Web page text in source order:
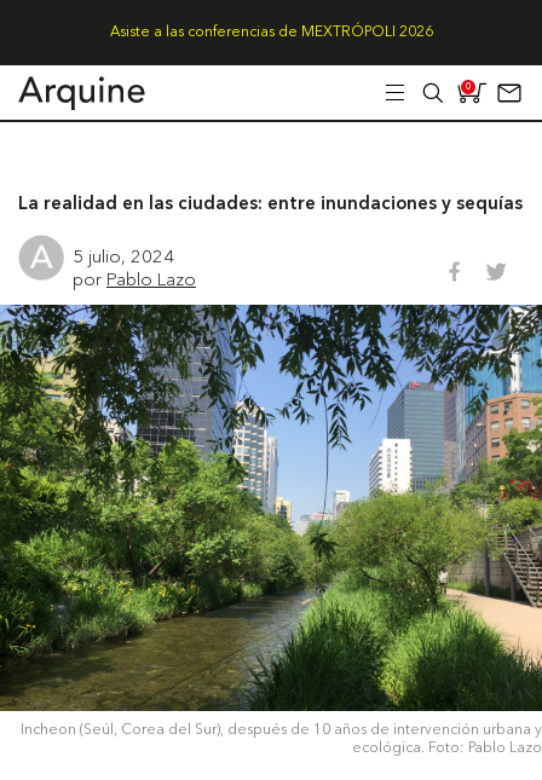
Asiste a las conferencias de MEXTRÓPOLI 2026
0
La realidad en las ciudades: entre inundaciones y sequías
5 julio, 2024
por Pablo Lazo
Incheon (Seúl, Corea del Sur), después de 10 años de intervención urbana y
ecológica. Foto: Pablo Lazo